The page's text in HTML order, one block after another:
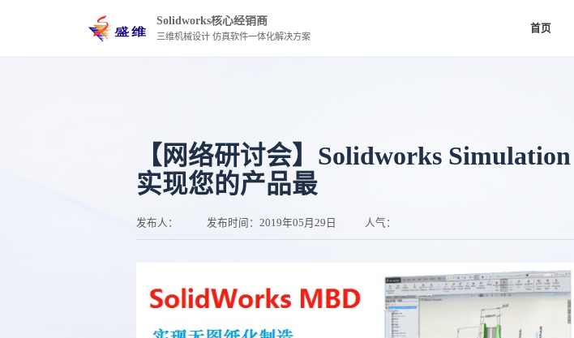
Solidworks核心经销商
三维机械设计 仿真软件一体化解决方案
首页
【网络研讨会】Solidworks Simulation
实现您的产品最
发布人： 发布时间： 2019年05月29日 人气：